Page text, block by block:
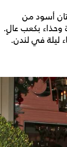
أسود من
وحذاء بكعب عالٍ.
ليلة في لندن.